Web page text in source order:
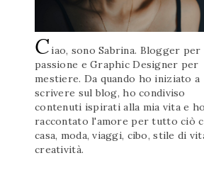
Ciao, sono Sabrina. Blogger per
passione e Graphic Designer per
mestiere. Da quando ho iniziato a
scrivere sul blog, ho condiviso
contenuti ispirati alla mia vita e ho
raccontato l'amore per tutto ciò
casa, moda, viaggi, cibo, stile di
creatività.